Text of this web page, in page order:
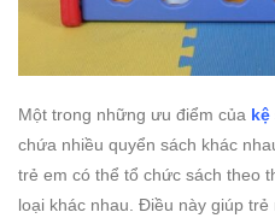
Một trong những ưu điểm của kệ
chứa nhiều quyển sách khác
trẻ em có thể tổ chức sách theo
loại khác nhau. Điều này giúp